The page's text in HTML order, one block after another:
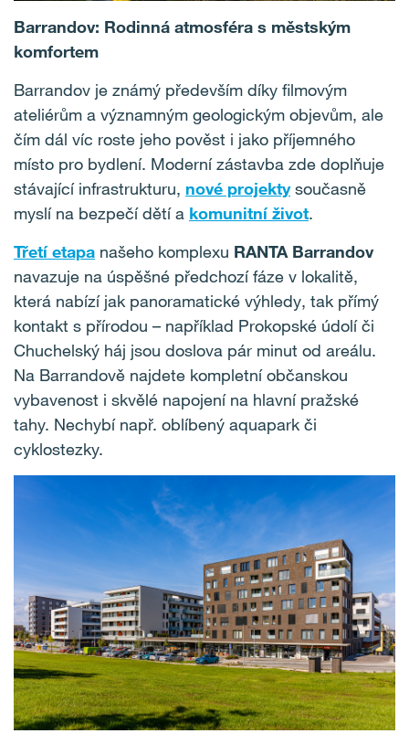
Barrandov: Rodinná atmosféra s městským
komfortem
Barrandov je známý především díky filmovým
ateliérům a významným geologickým objevům, ale
čím dál víc roste jeho pověst i jako příjemného
místo pro bydlení. Moderní zástavba zde doplňuje
stávající infrastrukturu, nové projektysoučasně
myslí na bezpečí dětí a komunitní život.
Třetí etapa našeho komplexu RANTA Barrandov
navazuje na úspěšné předchozí fáze v lokalitě,
která nabízí jak panoramatické výhledy, tak přímý
kontakt s přírodou – například Prokopské údolí či
Chuchelský háj jsou doslova pár minut od areálu.
Na Barrandově najdete kompletní občanskou
vybavenost i skvělé napojení na hlavní pražské
tahy. Nechybí např. oblíbený aquapark či
cyklostezky.